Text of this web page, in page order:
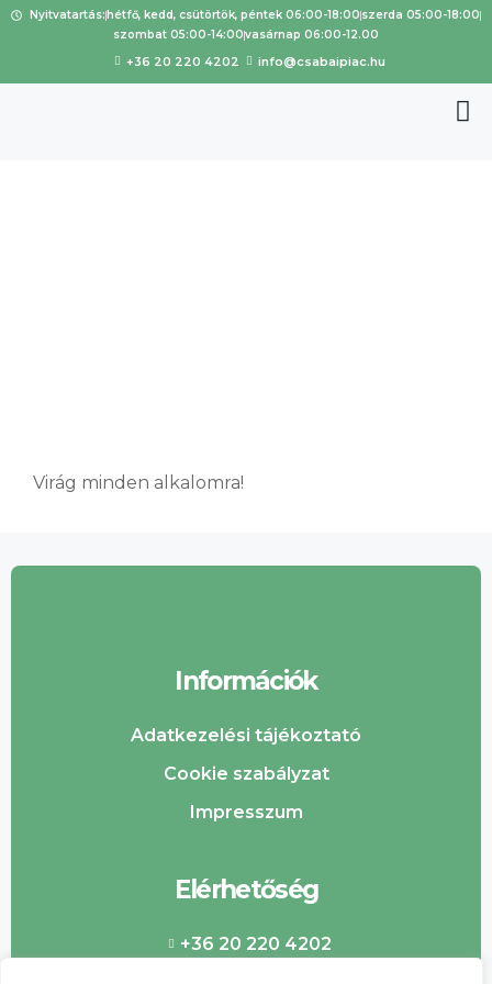
Nyitvatartás:hétfő, kedd, csütörtök, péntek 06:00-18:00szerda 05:00-18:00
szombat 05:00-14:00vasárnap 06:00-12.00
+36 20 220 4202 info@csabaipiac.hu
Virág minden alkalomra!
Információk
Adatkezelési tájékoztató
Cookie szabályzat
Impresszum
Elérhetőség
+36 20 220 4202